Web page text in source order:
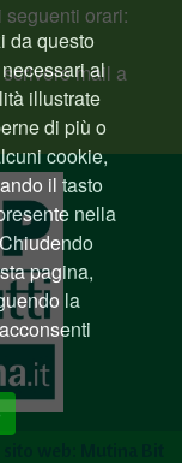
seguenti orari:
mail a
da questo
al
illustrate
di più o
cookie,
il tasto
nella
pagina,
la